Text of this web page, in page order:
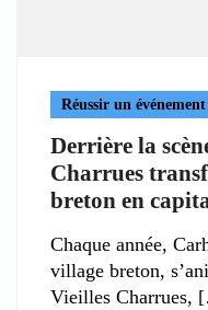
Réussir un événement
Derrière la
Charrues
breton en
Chaque année,
village breton,
Vieilles Charrues,